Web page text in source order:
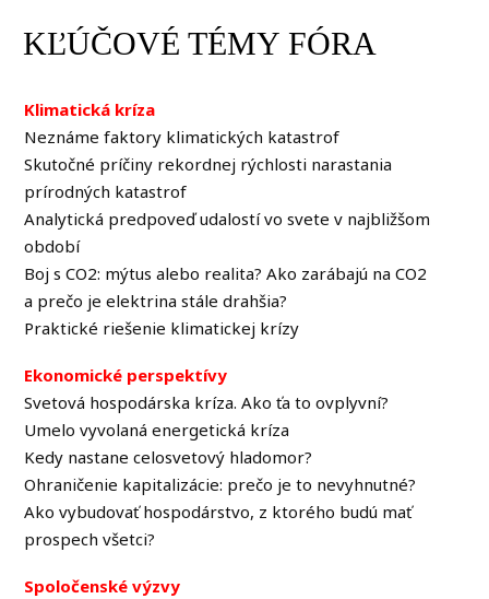
KĽÚČOVÉ TÉMY FÓRA
Klimatická kríza
Neznáme faktory klimatických katastrof
Skutočné príčiny rekordnej rýchlosti narastania
prírodných katastrof
Analytická predpoveď udalostí vo svete v najbližšom
období
Boj s CO2: mýtus alebo realita? Ako zarábajú na CO2
a prečo je elektrina stále drahšia?
Praktické riešenie klimatickej krízy
Ekonomické perspektívy
Svetová hospodárska kríza. Ako ťa to ovplyvní?
Umelo vyvolaná energetická kríza
Kedy nastane celosvetový hladomor?
Ohraničenie kapitalizácie: prečo je to nevyhnutné?
Ako vybudovať hospodárstvo, z ktorého budú mať
prospech všetci?
Spoločenské výzvy